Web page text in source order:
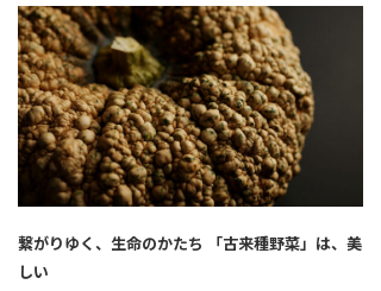
繋がりゆく、生命のかたち 「古来種野菜」は、美
しい